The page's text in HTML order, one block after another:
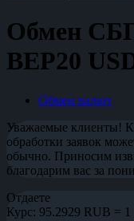
Обмен
BEP20
Обмен валют
Уважаемые клиенты!
обработки заявок
обычно. Приносим
благодарим вас за
Отдаете
Курс: 95.2929 RUB =